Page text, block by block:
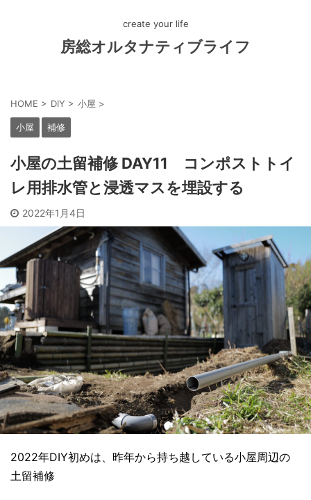
create your life
房総オルタナティブライフ
HOME > DIY > 小屋 >
小屋 補修
小屋の土留補修 DAY11 コンポストトイ
レ用排水管と浸透マスを埋設する
2022年1月4日
2022年DIY初めは、昨年から持ち越している小屋周辺の
土留補修